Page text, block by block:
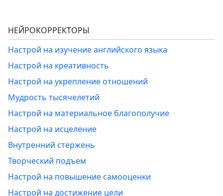
НЕЙРОКОРРЕКТОРЫ
Настрой на изучение английского языка
Настрой на креативность
Настрой на укрепление отношений
Мудрость тысячелетий
Настрой на материальное благополучие
Настрой на исцеление
Внутренний стержень
Творческий подъем
Настрой на повышение самооценки
Настрой на достижение цели